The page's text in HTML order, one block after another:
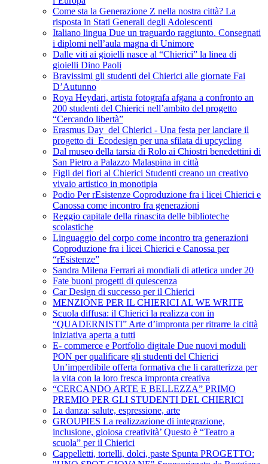
Come sta la Generazione Z nella nostra città? La
risposta in Stati Generali degli Adolescenti
Italiano lingua Due un traguardo raggiunto. Consegnati
i diplomi nell’aula magna di Unimore
Dalle viti ai gioielli nasce al “Chierici” la linea di
gioielli Dino Paoli
Bravissimi gli studenti del Chierici alle giornate Fai
D’Autunno
Roya Heydari, artista fotografa afgana a confronto an
200 studenti del Chierici nell’ambito del progetto
“Cercando libertà”
Erasmus Day del Chierici - Una festa per lanciare il
progetto di Ecodesign per una sfilata di upcycling
Dal museo della tarsia di Rolo ai Chiostri benedettini di
San Pietro a Palazzo Malaspina in città
Figli dei fiori al Chierici Studenti creano un creativo
vivaio artistico in monotipia
Podio Per rEsistenze Coproduzione fra i licei Chierici e
Canossa come incontro fra generazioni
Reggio capitale della rinascita delle biblioteche
scolastiche
Linguaggio del corpo come incontro tra generazioni
Coproduzione fra i licei Chierici e Canossa per
“rEsistenze”
Sandra Milena Ferrari ai mondiali di atletica under 20
Fate buoni progetti di quiescenza
Car Design di successo per il Chierici
MENZIONE PER IL CHIERICI AL WE WRITE
Scuola diffusa: il Chierici la realizza con in
“QUADERNISTI” Arte d’impronta per ritrarre la città
iniziativa aperta a tutti
E- commerce e Portfolio digitale Due nuovi moduli
PON per qualificare gli studenti del Chierici
Un’imperdibile offerta formativa che li caratterizza per
la vita con la loro fresca impronta creativa
“CERCANDO ARTE E BELLEZZA” PRIMO
PREMIO PER GLI STUDENTI DEL CHIERICI
La danza: salute, espressione, arte
GROUPIES La realizzazione di integrazione,
inclusione, gioiosa creatività’ Questo è “Teatro a
scuola” per il Chierici
Cappelletti, tortelli, dolci, paste Spunta PROGETTO: